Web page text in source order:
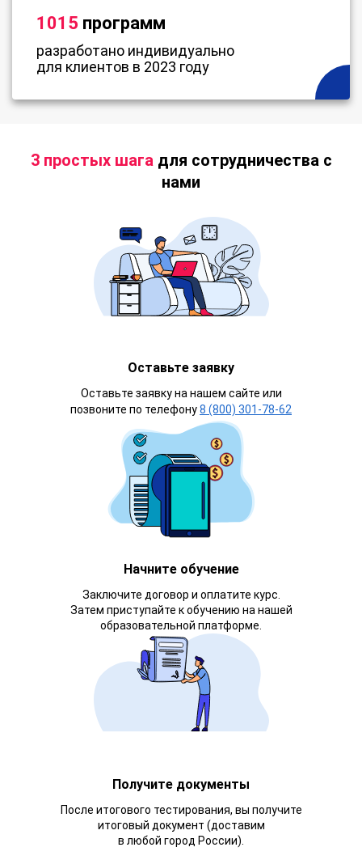
1015 программ
разработано индивидуально
для клиентов в 2023 году
3 простых шагадля сотрудничества с
нами
Оставьте заявку
Оставьте заявку на нашем сайте или
позвоните по телефону8 (800) 301-78-62
Начните обучение
Заключите договор и оплатите курс.
Затем приступайте к обучению на нашей
образовательной платформе.
Получите документы
После итогового тестирования, вы получите
итоговый документ (доставим
в любой город России).